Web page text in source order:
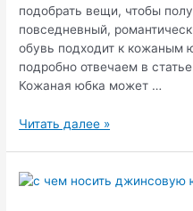
подобрать вещи, чтобы
повседневный,
обувь подходит к кожаным
подробно отвечаем в
Кожаная юбка может …
С
кожаную
Читать далее »